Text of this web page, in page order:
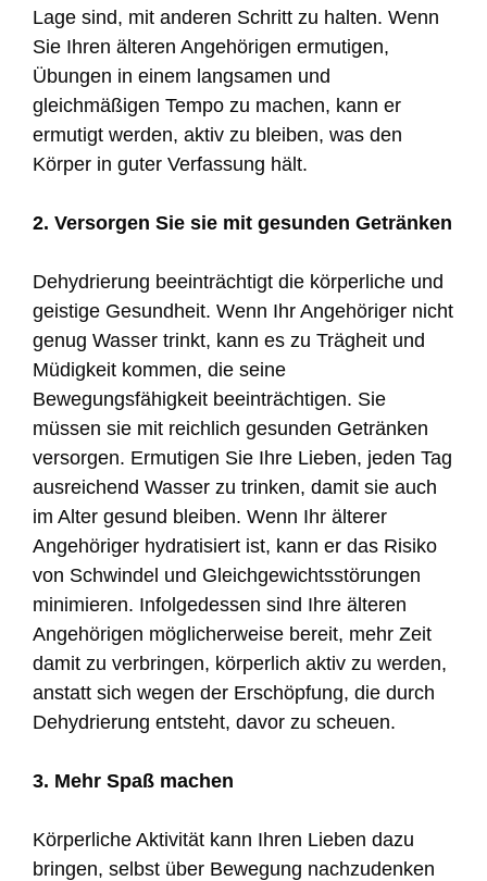
Lage sind, mit anderen Schritt zu halten. Wenn
Sie Ihren älteren Angehörigen ermutigen,
Übungen in einem langsamen und
gleichmäßigen Tempo zu machen, kann er
ermutigt werden, aktiv zu bleiben, was den
Körper in guter Verfassung hält.
2. Versorgen Sie sie mit gesunden Getränken
Dehydrierung beeinträchtigt die körperliche und
geistige Gesundheit. Wenn Ihr Angehöriger nicht
genug Wasser trinkt, kann es zu Trägheit und
Müdigkeit kommen, die seine
Bewegungsfähigkeit beeinträchtigen. Sie
müssen sie mit reichlich gesunden Getränken
versorgen. Ermutigen Sie Ihre Lieben, jeden Tag
ausreichend Wasser zu trinken, damit sie auch
im Alter gesund bleiben. Wenn Ihr älterer
Angehöriger hydratisiert ist, kann er das Risiko
von Schwindel und Gleichgewichtsstörungen
minimieren. Infolgedessen sind Ihre älteren
Angehörigen möglicherweise bereit, mehr Zeit
damit zu verbringen, körperlich aktiv zu werden,
anstatt sich wegen der Erschöpfung, die durch
Dehydrierung entsteht, davor zu scheuen.
3. Mehr Spaß machen
Körperliche Aktivität kann Ihren Lieben dazu
bringen, selbst über Bewegung nachzudenken